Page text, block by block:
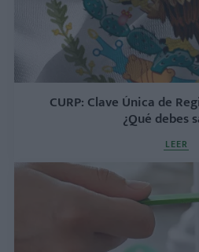
CURP: Clave Única de
¿Qué debes
LEER